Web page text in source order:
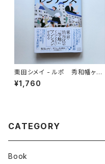
栗田シメイ - ルポ 秀和幡ヶ谷
レジデンス
¥1,760
CATEGORY
Book